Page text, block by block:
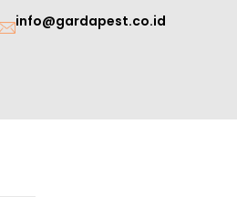
info@gardapest.co.id